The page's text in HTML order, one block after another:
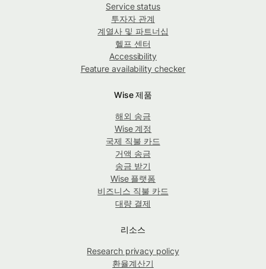
Service status
투자자 관계
계열사 및 파트너십
헬프 센터
Accessibility
Feature availability checker
Wise 제품
해외 송금
Wise 계정
국제 직불 카드
거액 송금
송금 받기
Wise 플랫폼
비즈니스 직불 카드
대량 결제
리소스
Research privacy policy
환율계산기